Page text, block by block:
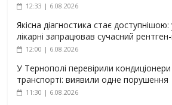
12:33 | 6.08.2026
Якісна діагностика стає
лікарні запрацював сучасний
12:00 | 6.08.2026
У Тернополі перевірили
транспорті: виявили одне порушення
11:30 | 6.08.2026